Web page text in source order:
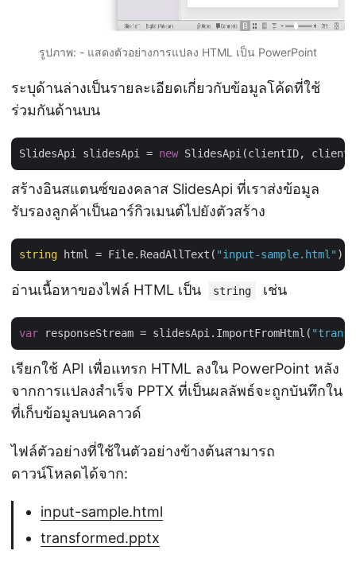
รูปภาพ: - แสดงตัวอย่างการแปลง HTML เป็น PowerPoint
ระบุด้านล่างเป็นรายละเอียดเกี่ยวกับข้อมูลโค้ดที่ใช้
ร่วมกันด้านบน
SlidesApi slidesApi = new
สร้างอินสแตนซ์ของคลาส SlidesApi ที่เราส่งข้อมูล
รับรองลูกค้าเป็นอาร์กิวเมนต์ไปยังตัวสร้าง
string html = File.ReadAllText( "input-sample.html"
อ่านเนื้อหาของไฟล์ HTML เป็น string เช่น
var responseStream = slidesApi.ImportFromHtml(
เรียกใช้ API เพื่อแทรก HTML ลงใน PowerPoint หลัง
จากการแปลงสำเร็จ PPTX ที่เป็นผลลัพธ์จะถูกบันทึกใน
ที่เก็บข้อมูลบนคลาวด์
ไฟล์ตัวอย่างที่ใช้ในตัวอย่างข้างต้นสามารถ
ดาวน์โหลดได้จาก:
input-sample.html
transformed.pptx